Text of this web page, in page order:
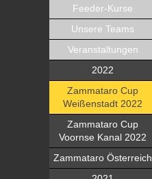
Feeder-Kurse
Unsere Teams
Veranstaltungen
2022
Zammataro Cup
Weißenstadt 2022
Zammataro Cup
Voornse Kanal 2022
Zammataro Österreich